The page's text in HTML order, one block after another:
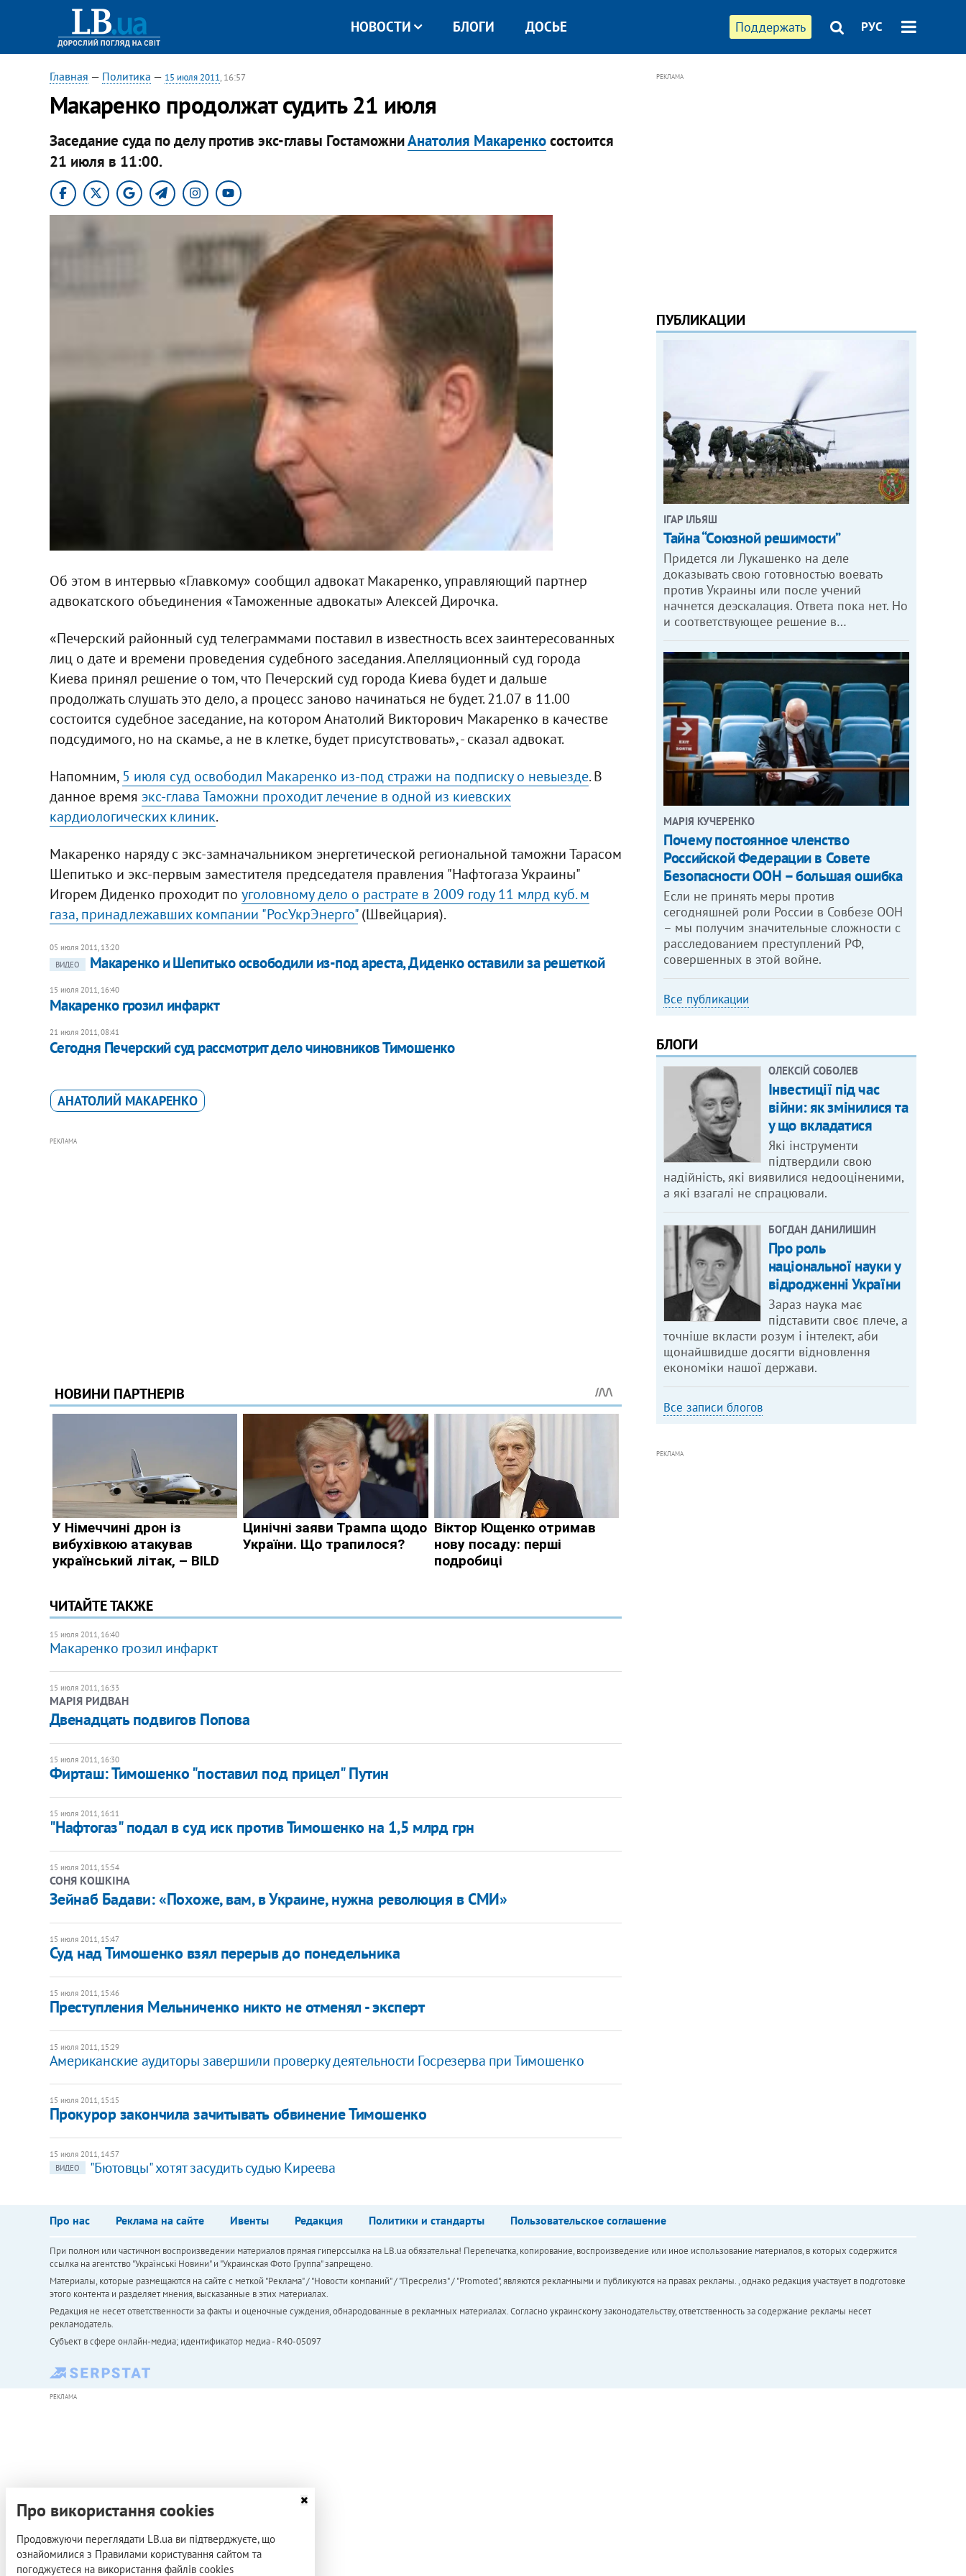
Поддержать РУС
НОВОСТИ БЛОГИ ДОСЬЕ
Главная — Политика — 15 июля 2011, 16:57
Макаренко продолжат судить 21 июля
Заседание суда по делу против экс-главы ГостаможниАнатолия Макаренкосостоится
21 июля в 11:00.
Об этом в интервью «Главкому» сообщил адвокат Макаренко, управляющий партнер
адвокатского объединения «Таможенные адвокаты» Алексей Дирочка.
«Печерский районный суд телеграммами поставил в известность всех заинтересованных
лиц о дате и времени проведения судебного заседания. Апелляционный суд города
Киева принял решение о том, что Печерский суд города Киева будет и дальше
продолжать слушать это дело, а процесс заново начинаться не будет. 21.07 в 11.00
состоится судебное заседание, на котором Анатолий Викторович Макаренко в качестве
подсудимого, но на скамье, а не в клетке, будет присутствовать», - сказал адвокат.
Напомним,5 июля суд освободил Макаренко из-под стражи на подписку о невыезде. В
данное время экс-глава Таможни проходит лечение в одной из киевских
кардиологических клиник.
Макаренко наряду с экс-замначальником энергетической региональной таможни Тарасом
Шепитько и экс-первым заместителя председателя правления "Нафтогаза Украины"
Игорем Диденко проходит по уголовному дело о растрате в 2009 году 11 млрд куб. м
газа, принадлежавших компании "РосУкрЭнерго"(Швейцария).
05 июля 2011, 13:20
ВИДЕО
Макаренко и Шепитько освободили из-под ареста, Диденко оставили за решеткой
15 июля 2011, 16:40
Макаренко грозил инфаркт
21 июля 2011, 08:41
Сегодня Печерский суд рассмотрит дело чиновников Тимошенко
АНАТОЛИЙ МАКАРЕНКО
РЕКЛАМА
ЧИТАЙТЕ ТАКЖЕ
15 июля 2011, 16:40
Макаренко грозил инфаркт
15 июля 2011, 16:33
МАРІЯ РИДВАН
Двенадцать подвигов Попова
15 июля 2011, 16:30
Фирташ: Тимошенко "поставил под прицел" Путин
15 июля 2011, 16:11
"Нафтогаз" подал в суд иск против Тимошенко на 1,5 млрд грн
15 июля 2011, 15:54
СОНЯ КОШКІНА
Зейнаб Бадави: «Похоже, вам, в Украине, нужна революция в СМИ»
15 июля 2011, 15:47
Суд над Тимошенко взял перерыв до понедельника
15 июля 2011, 15:46
Преступления Мельниченко никто не отменял - эксперт
15 июля 2011, 15:29
Американские аудиторы завершили проверку деятельности Госрезерва при Тимошенко
15 июля 2011, 15:15
Прокурор закончила зачитывать обвинение Тимошенко
15 июля 2011, 14:57
ВИДЕО
"Бютовцы" хотят засудить судью Киреева
РЕКЛАМА
ПУБЛИКАЦИИ
ІГАР ІЛЬЯШ
Тайна “Союзной решимости”
Придется ли Лукашенко на деле
доказывать свою готовностью воевать
против Украины или после учений
начнется деэскалация. Ответа пока нет. Но
и соответствующее решение в…
МАРІЯ КУЧЕРЕНКО
​Почему постоянное членство
Российской Федерации в Совете
Безопасности ООН – большая ошибка
Если не принять меры против
сегодняшней роли России в Совбезе ООН
– мы получим значительные сложности с
расследованием преступлений РФ,
совершенных в этой войне.
Все публикации
БЛОГИ
ОЛЕКСІЙ СОБОЛЕВ
Інвестиції під час
війни: як змінилися та
у що вкладатися
Які інструменти
підтвердили свою
надійність, які виявилися недооціненими,
а які взагалі не спрацювали.
БОГДАН ДАНИЛИШИН
Про роль
національної науки у
відродженні України
Зараз наука має
підставити своє плече, а
точніше вкласти розум і інтелект, аби
щонайшвидше досягти відновлення
економіки нашої держави.
Все записи блогов
РЕКЛАМА
Про нас Реклама на сайте Ивенты Редакция Политики и стандарты Пользовательское соглашение
При полном или частичном воспроизведении материалов прямая гиперссылка на LB.ua обязательна! Перепечатка, копирование, воспроизведение или иное использование материалов, в которых содержится
ссылка на агентство "Українськi Новини" и "Украинская Фото Группа" запрещено.
Материалы, которые размещаются на сайте с меткой "Реклама" / "Новости компаний" / "Пресрелиз" / "Promoted", являются рекламными и публикуются на правах рекламы. , однако редакция участвует в подготовке
этого контента и разделяет мнения, высказанные в этих материалах.
Редакция не несет ответственности за факты и оценочные суждения, обнародованные в рекламных материалах. Согласно украинскому законодательству, ответственность за содержание рекламы несет
рекламодатель.
Субъект в сфере онлайн-медиа; идентификатор медиа - R40-05097
РЕКЛАМА
Про використання cookies
Продовжуючи переглядати LB.ua ви підтверджуєте, що
ознайомилися з Правилами користування сайтом та
погоджуєтеся на використання файлів cookies